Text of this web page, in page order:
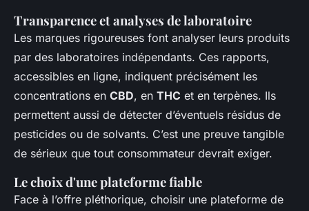
Transparence et analyses de laboratoire
Les marques rigoureuses font analyser leurs produits
par des laboratoires indépendants. Ces rapports,
accessibles en ligne, indiquent précisément les
concentrations en CBD, en THC et en terpènes. Ils
permettent aussi de détecter d’éventuels résidus de
pesticides ou de solvants. C’est une preuve tangible
de sérieux que tout consommateur devrait exiger.
Le choix d'une plateforme fiable
Face à l’offre pléthorique, choisir une plateforme de